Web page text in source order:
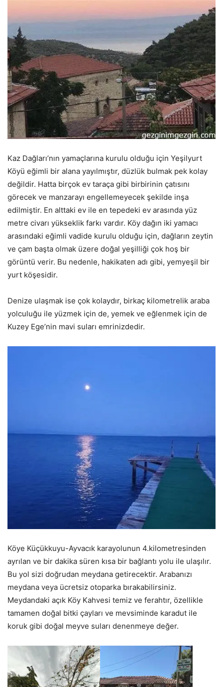
Kaz Dağları’nın yamaçlarına kurulu olduğu için Yeşilyurt
Köyü eğimli bir alana yayılmıştır, düzlük bulmak pek kolay
değildir. Hatta birçok ev taraça gibi birbirinin çatısını
görecek ve manzarayı engellemeyecek şekilde inşa
edilmiştir. En alttaki ev ile en tepedeki ev arasında yüz
metre civarı yükseklik farkı vardır. Köy dağın iki yamacı
arasındaki eğimli vadide kurulu olduğu için, dağların zeytin
ve çam başta olmak üzere doğal yeşilliği çok hoş bir
görüntü verir. Bu nedenle, hakikaten adı gibi, yemyeşil bir
yurt köşesidir.
Denize ulaşmak ise çok kolaydır, birkaç kilometrelik araba
yolculuğu ile yüzmek için de, yemek ve eğlenmek için de
Kuzey Ege’nin mavi suları emrinizdedir.
Köye Küçükkuyu-Ayvacık karayolunun 4.kilometresinden
ayrılan ve bir dakika süren kısa bir bağlantı yolu ile ulaşılır.
Bu yol sizi doğrudan meydana getirecektir. Arabanızı
meydana veya ücretsiz otoparka bırakabilirsiniz.
Meydandaki açık Köy Kahvesi temiz ve ferahtır, özellikle
tamamen doğal bitki çayları ve mevsiminde karadut ile
koruk gibi doğal meyve suları denenmeye değer.